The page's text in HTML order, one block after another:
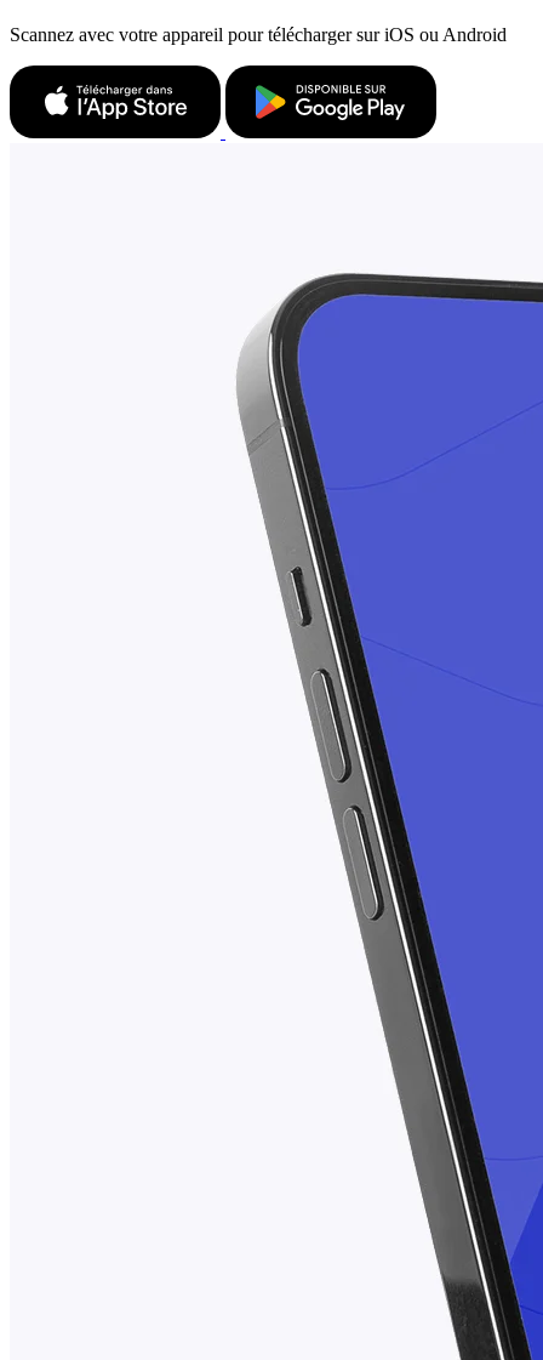
Scannez avec votre appareil pour télécharger sur iOS ou Android